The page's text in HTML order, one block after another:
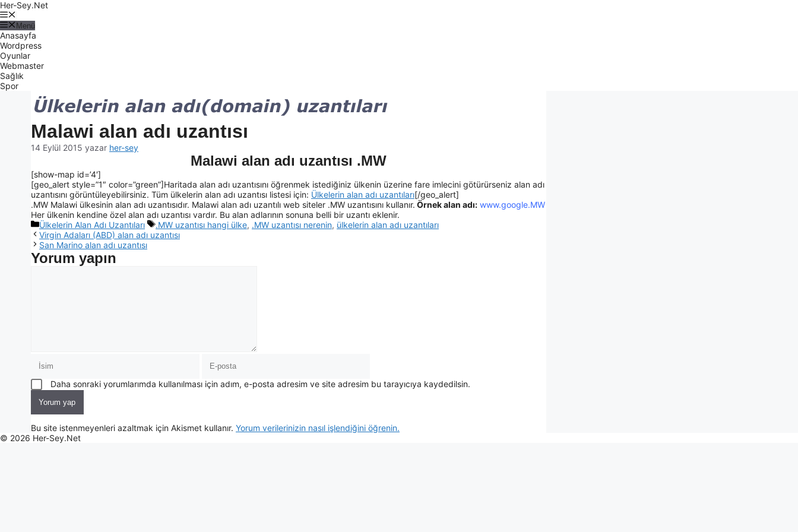
Her-Sey.Net
Menü
Anasayfa
Wordpress
Oyunlar
Webmaster
Sağlık
Spor
Malawi alan adı uzantısı
14 Eylül 2015 yazar her-sey
Malawi alan adı uzantısı .MW
[show-map id=’4′]
[geo_alert style=”1″ color=”green”]Haritada alan adı uzantısını öğrenmek istediğiniz ülkenin üzerine fare imlecini götürürseniz alan adı
uzantısını görüntüleyebilirsiniz. Tüm ülkelerin alan adı uzantısı listesi için: Ülkelerin alan adı uzantıları[/geo_alert]
.MW Malawi ülkesinin alan adı uzantısıdır. Malawi alan adı uzantılı web siteler .MW uzantısını kullanır. Örnek alan adı: www.google.MW
Her ülkenin kendine özel alan adı uzantısı vardır. Bu alan adlarının sonuna belli bir uzantı eklenir.
Ülkelerin Alan Adı Uzantıları
.MW uzantısı hangi ülke, .MW uzantısı nerenin, ülkelerin alan adı uzantıları
Virgin Adaları (ABD) alan adı uzantısı
San Marino alan adı uzantısı
Yorum yapın
Daha sonraki yorumlarımda kullanılması için adım, e-posta adresim ve site adresim bu tarayıcıya kaydedilsin.
Bu site istenmeyenleri azaltmak için Akismet kullanır. Yorum verilerinizin nasıl işlendiğini öğrenin.
© 2026 Her-Sey.Net